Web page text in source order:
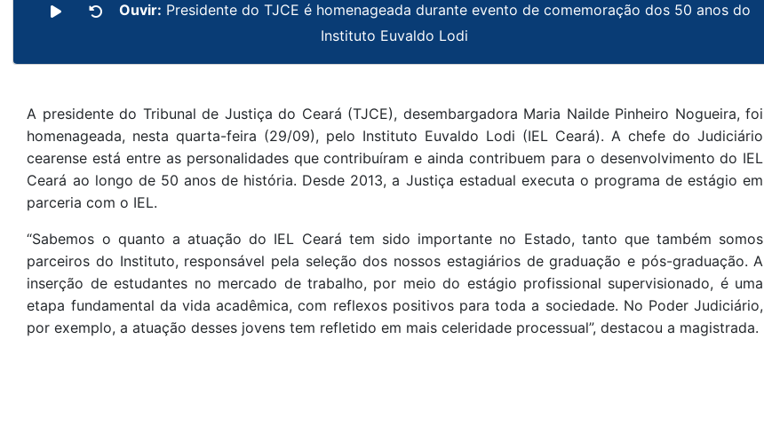
Ouvir: Presidente do TJCE é homenageada durante evento de comemoração dos 50 anos do
Instituto Euvaldo Lodi
A presidente do Tribunal de Justiça do Ceará (TJCE), desembargadora Maria Nailde Pinheiro Nogueira, foi
homenageada, nesta quarta-feira (29/09), pelo Instituto Euvaldo Lodi (IEL Ceará). A chefe do Judiciário
cearense está entre as personalidades que contribuíram e ainda contribuem para o desenvolvimento do IEL
Ceará ao longo de 50 anos de história. Desde 2013, a Justiça estadual executa o programa de estágio em
parceria com o IEL.
“Sabemos o quanto a atuação do IEL Ceará tem sido importante no Estado, tanto que também somos
parceiros do Instituto, responsável pela seleção dos nossos estagiários de graduação e pós-graduação. A
inserção de estudantes no mercado de trabalho, por meio do estágio profissional supervisionado, é uma
etapa fundamental da vida acadêmica, com reflexos positivos para toda a sociedade. No Poder Judiciário,
por exemplo, a atuação desses jovens tem refletido em mais celeridade processual”, destacou a magistrada.